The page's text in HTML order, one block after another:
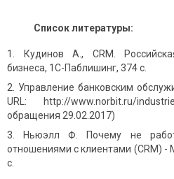
Список литературы:
Кудинов А., CRM.
бизнеса, 1С-Паблишинг, 374 с.
Управление банковским
URL: http://www.norbit.ru/
обращения 29.02.2017)
Ньюэлл Ф. Почему не
отношениями с клиентами (CRM) -
с.